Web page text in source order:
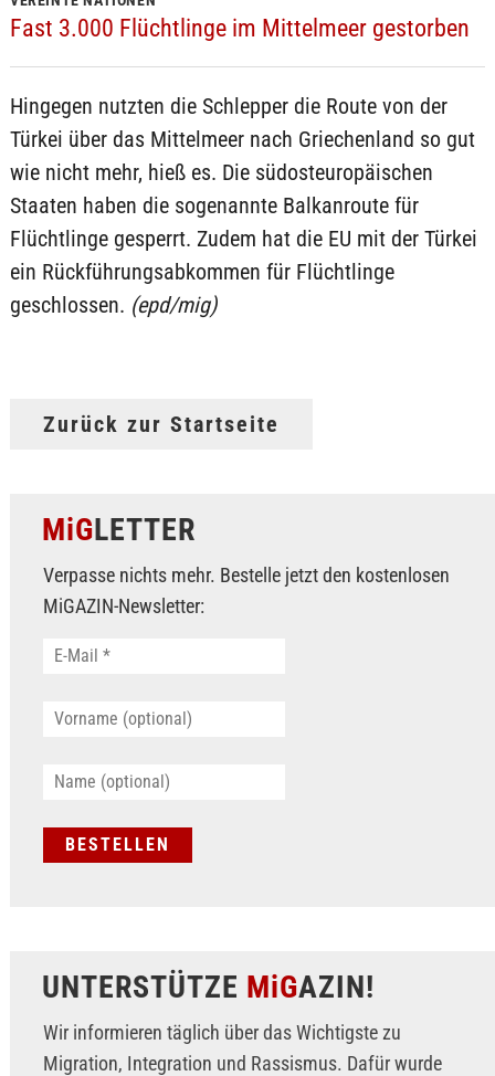
Fast 3.000 Flüchtlinge im Mittelmeer gestorben
Hingegen nutzten die Schlepper die Route von der
Türkei über das Mittelmeer nach Griechenland so gut
wie nicht mehr, hieß es. Die südosteuropäischen
Staaten haben die sogenannte Balkanroute für
Flüchtlinge gesperrt. Zudem hat die EU mit der Türkei
ein Rückführungsabkommen für Flüchtlinge
geschlossen. (epd/mig)
Zurück zur Startseite
MiGLETTER
Verpasse nichts mehr. Bestelle jetzt den kostenlosen
MiGAZIN-Newsletter:
UNTERSTÜTZE MiGAZIN!
Wir informieren täglich über das Wichtigste zu
Migration, Integration und Rassismus. Dafür wurde